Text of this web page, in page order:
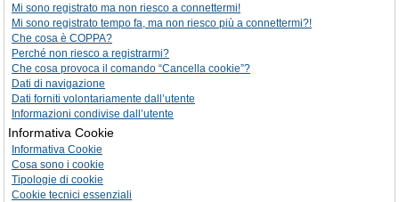
Mi sono registrato ma non riesco a connettermi!
Mi sono registrato tempo fa, ma non riesco più a connettermi?!
Che cosa è COPPA?
Perché non riesco a registrarmi?
Che cosa provoca il comando “Cancella cookie”?
Dati di navigazione
Dati forniti volontariamente dall’utente
Informazioni condivise dall’utente
Informativa Cookie
Informativa Cookie
Cosa sono i cookie
Tipologie di cookie
Cookie tecnici essenziali